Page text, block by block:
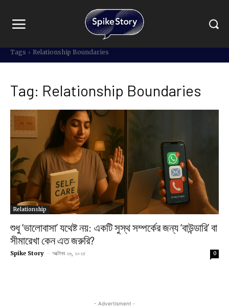
Tags Relationship Boundaries
Tag: Relationship Boundaries
Relationship
শুধু ‘ভালোবাসা’ যথেষ্ট নয়: একটি সুস্থ সম্পর্কের জন্য ‘বাউন্ডারি’ বা
সীমারেখা কেন এত জরুরি?
Spike Story - অক্টোবর ২৬, ২০২৫ 0
- Advertisment -